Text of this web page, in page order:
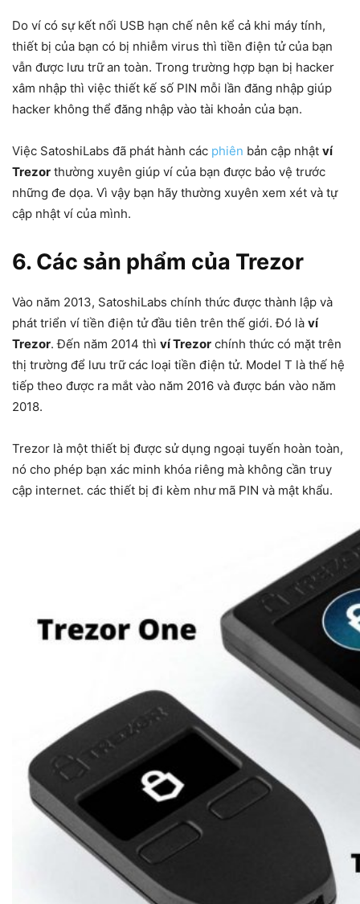
Do ví có sự kết nối USB hạn chế nên kể cả khi máy tính,
thiết bị của bạn có bị nhiễm virus thì tiền điện tử của bạn
vẫn được lưu trữ an toàn. Trong trường hợp bạn bị hacker
xâm nhập thì việc thiết kế số PIN mỗi lần đăng nhập giúp
hacker không thể đăng nhập vào tài khoản của bạn.
Việc SatoshiLabs đã phát hành các phiên bản cập nhật ví
Trezor thường xuyên giúp ví của bạn được bảo vệ trước
những đe dọa. Vì vậy bạn hãy thường xuyên xem xét và tự
cập nhật ví của mình.
6. Các sản phẩm của Trezor
Vào năm 2013, SatoshiLabs chính thức được thành lập và
phát triển ví tiền điện tử đầu tiên trên thế giới. Đó là ví
Trezor. Đến năm 2014 thì ví Trezor chính thức có mặt trên
thị trường để lưu trữ các loại tiền điện tử. Model T là thế hệ
tiếp theo được ra mắt vào năm 2016 và được bán vào năm
2018.
Trezor là một thiết bị được sử dụng ngoại tuyến hoàn toàn,
nó cho phép bạn xác minh khóa riêng mà không cần truy
cập internet. các thiết bị đi kèm như mã PIN và mật khẩu.